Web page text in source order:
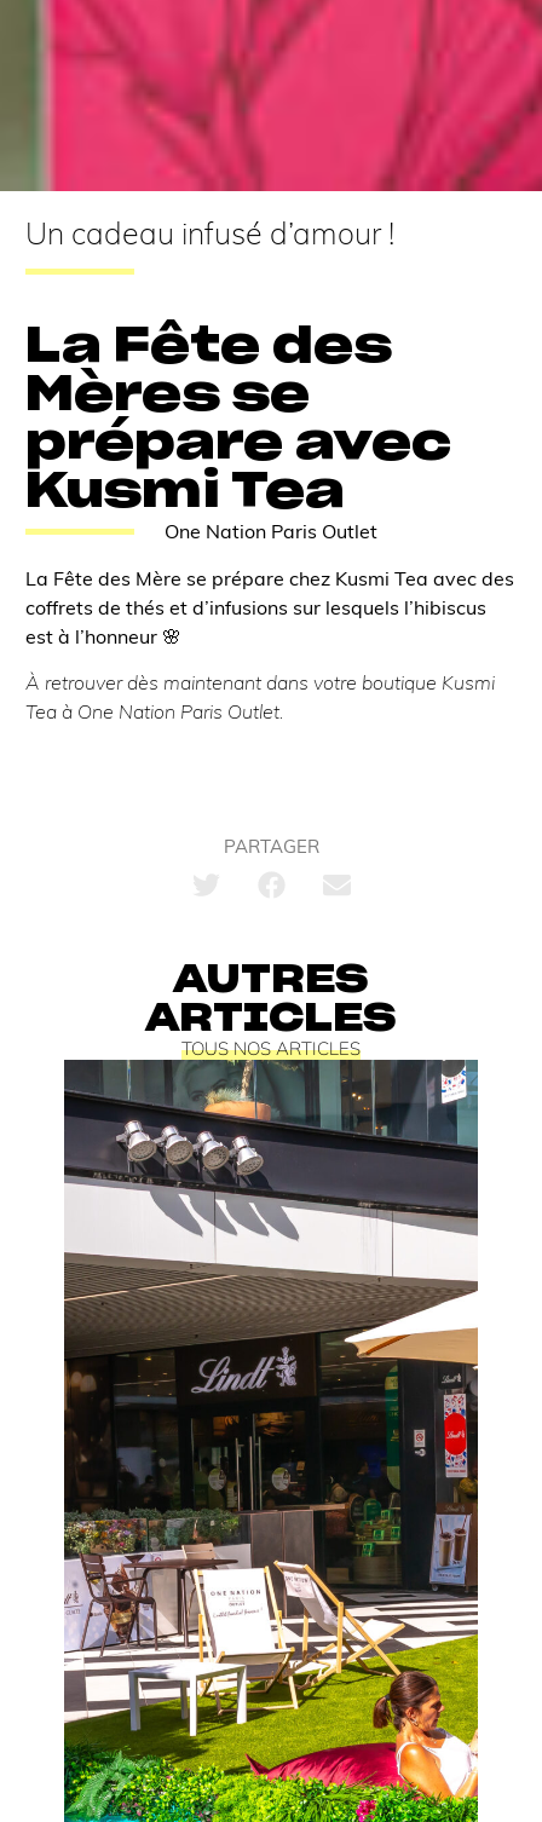
Un cadeau infusé d’amour !
La Fête des
Mères se
prépare avec
Kusmi Tea
One Nation Paris Outlet
La Fête des Mère se prépare chez Kusmi Tea avec des
coffrets de thés et d’infusions sur lesquels l’hibiscus
est à l’honneur 🌸
À retrouver dès maintenant dans votre boutique Kusmi
Tea à One Nation Paris Outlet.
PARTAGER
AUTRES
ARTICLES
TOUS NOS ARTICLES